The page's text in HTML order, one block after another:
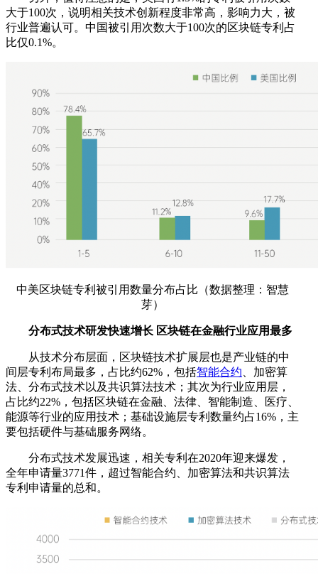
大于100次，说明相关技术创新程度非常高，影响力大，被
行业普遍认可。中国被引用次数大于100次的区块链专利占
比仅0.1%。
中美区块链专利被引用数量分布占比（数据整理：智慧
芽）
分布式技术研发快速增长 区块链在金融行业应用最多
从技术分布层面，区块链技术扩展层也是产业链的中
间层专利布局最多，占比约62%，包括智能合约 、加密算
法、分布式技术以及共识算法技术；其次为行业应用层，
占比约22%，包括区块链在金融、法律、智能制造、医疗、
能源等行业的应用技术；基础设施层专利数量约占16%，主
要包括硬件与基础服务网络。
分布式技术发展迅速，相关专利在2020年迎来爆发，
全年申请量3771件，超过智能合约、加密算法和共识算法
专利申请量的总和。